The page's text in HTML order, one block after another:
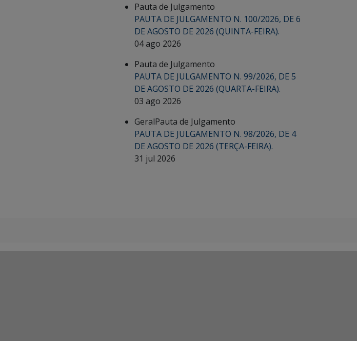
Pauta de Julgamento
PAUTA DE JULGAMENTO N. 100/2026, DE 6
DE AGOSTO DE 2026 (QUINTA-FEIRA).
04 ago 2026
Pauta de Julgamento
PAUTA DE JULGAMENTO N. 99/2026, DE 5
DE AGOSTO DE 2026 (QUARTA-FEIRA).
03 ago 2026
GeralPauta de Julgamento
PAUTA DE JULGAMENTO N. 98/2026, DE 4
DE AGOSTO DE 2026 (TERÇA-FEIRA).
31 jul 2026